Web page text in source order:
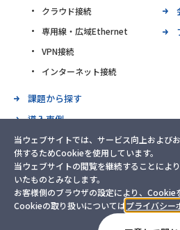
当ウェブサイトでは、サービス向上および
供するためCookieを使用しています。
当ウェブサイトの閲覧を継続することによ
いたものとみなします。
お客様側のブラウザの設定により、Cookie
Cookieの取り扱いについては プライバシー
クラウド接続
専用線・広域Ethernet
VPN接続
インターネット接続
課題から探す
導入事例
お問い合わせ
©TOKAI